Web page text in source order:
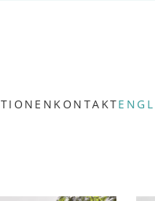
KONTAKT